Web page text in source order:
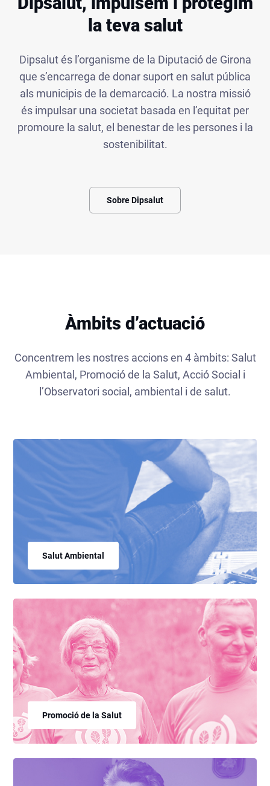
la teva salut
Dipsalut és l’organisme de la Diputació de Girona
que s’encarrega de donar suport en salut pública
als municipis de la demarcació. La nostra missió
és impulsar una societat basada en l’equitat per
promoure la salut, el benestar de les persones i la
sostenibilitat.
Sobre Dipsalut
Àmbits d’actuació
Concentrem les nostres accions en 4 àmbits: Salut
Ambiental, Promoció de la Salut, Acció Social i
l’Observatori social, ambiental i de salut.
Salut Ambiental
Promoció de la Salut